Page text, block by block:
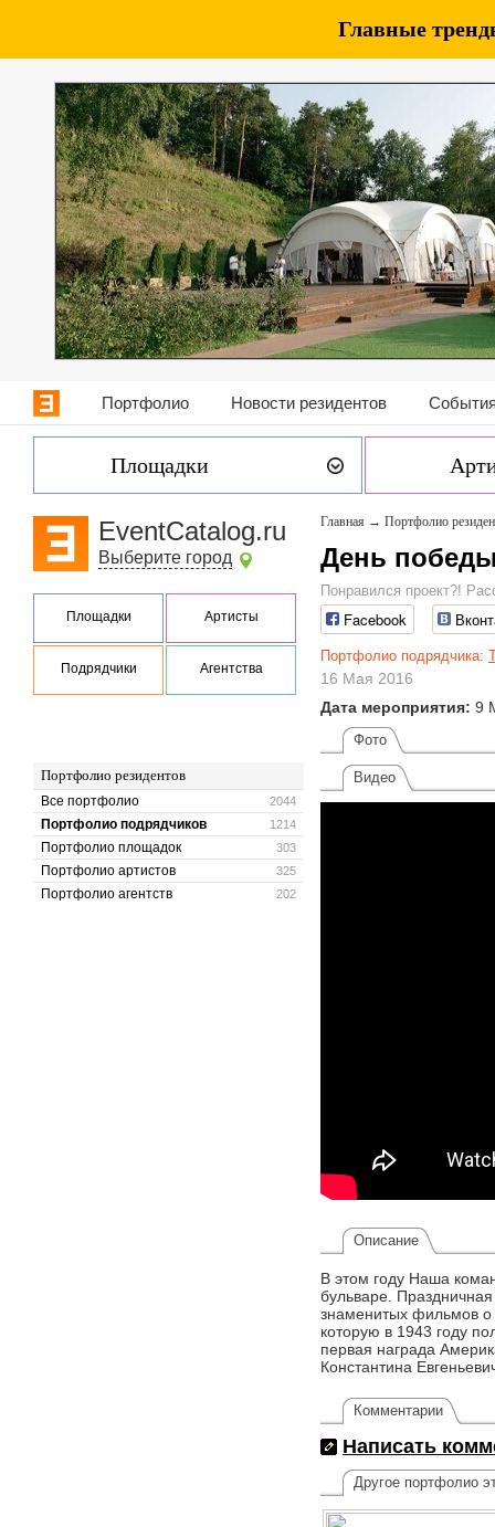
Главные
Портфолио Новости резидентов
Площадки
EventCatalog.ru
Выберите город
Площадки Артисты
Подрядчики Агентства
Портфолио резидентов
2044
Все портфолио
1214
Портфолио подрядчиков
303
Портфолио площадок
325
Портфолио артистов
202
Портфолио агентств
Главная → Портфолио
День
Понравился проект?!
Facebook
Портфолио подрядчика:
16 Мая 2016
Дата мероприятия: 9
Фото
Видео
Описание
В этом году Наша
бульваре.
знаменитых фильмов о
которую в 1943 году
первая награда
Константина
Комментарии
Написать
Другое портфолио